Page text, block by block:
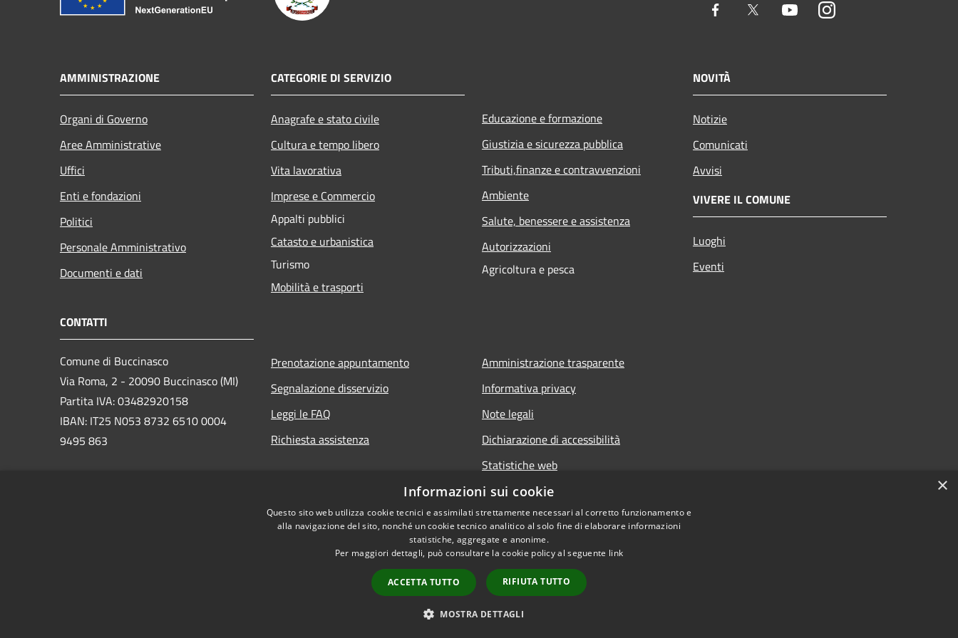
Facebook Twitter YoutubeInstagram
AMMINISTRAZIONE
Organi di Governo
Aree Amministrative
Uffici
Enti e fondazioni
Politici
Personale Amministrativo
Documenti e dati
CATEGORIE DI SERVIZIO
Anagrafe e stato civile
Cultura e tempo libero
Vita lavorativa
Imprese e Commercio
Appalti pubblici
Catasto e urbanistica
Turismo
Mobilità e trasporti
Educazione e formazione
Giustizia e sicurezza pubblica
Tributi,finanze e contravvenzioni
Ambiente
Salute, benessere e assistenza
Autorizzazioni
Agricoltura e pesca
NOVITÀ
Notizie
Comunicati
Avvisi
VIVERE IL COMUNE
Luoghi
Eventi
CONTATTI
Comune di Buccinasco
Via Roma, 2 - 20090 Buccinasco (MI)
Partita IVA: 03482920158
IBAN: IT25 N053 8732 6510 0004
9495 863
Prenotazione appuntamento
Segnalazione disservizio
Leggi le FAQ
Richiesta assistenza
Amministrazione trasparente
Informativa privacy
Note legali
Dichiarazione di accessibilità
Statistiche web
Whistleblowing Copyright © 2026 • Comune di Buccinasco • Powered by
×
Informazioni sui cookie
Questo sito web utilizza cookie tecnici e assimilati strettamente necessari al corretto funzionamento e
alla navigazione del sito, nonché un cookie tecnico analitico al solo fine di elaborare informazioni
statistiche, aggregate e anonime.
Per maggiori dettagli, può consultare la cookie policy al seguente link
ACCETTA TUTTO RIFIUTA TUTTO
MOSTRA DETTAGLI